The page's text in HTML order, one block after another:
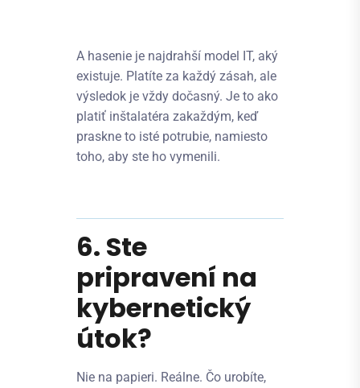
A hasenie je najdrahší model IT, aký
existuje. Platíte za každý zásah, ale
výsledok je vždy dočasný. Je to ako
platiť inštalatéra zakaždým, keď
praskne to isté potrubie, namiesto
toho, aby ste ho vymenili.
6. Ste
pripravení na
kybernetický
útok?
Nie na papieri. Reálne. Čo urobíte,